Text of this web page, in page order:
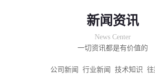
新闻资讯
News Center
一切资讯都是有价值的
公司新闻 行业新闻 技术知识